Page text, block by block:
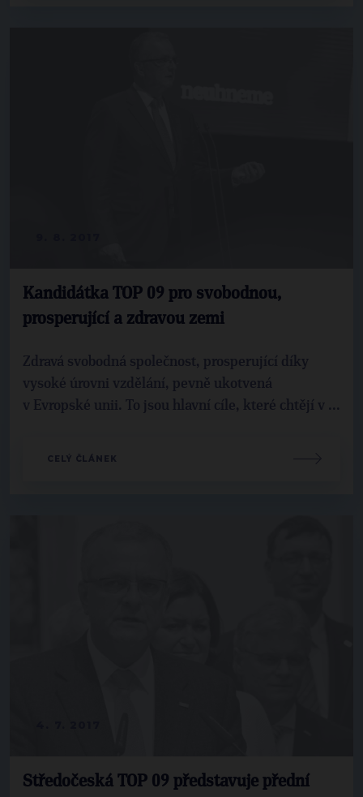
Kandidátka TOP 09 pro svobodnou,
prosperující a zdravou zemi
Zdravá svobodná společnost, prosperující díky
vysoké úrovni vzdělání, pevně ukotvená
v Evropské unii. To jsou hlavní cíle, které chtějí v ...
CELÝ ČLÁNEK
Středočeská TOP 09 představuje přední